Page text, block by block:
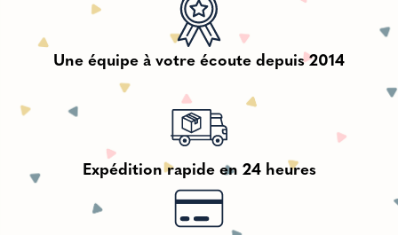
Une équipe à votre écoute depuis 2014
Expédition rapide en 24 heures